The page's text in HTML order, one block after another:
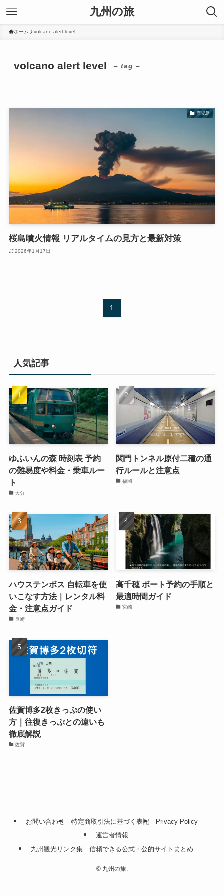
九州の旅
ホーム volcano alert level
volcano alert level – tag –
鹿児島
桜島噴火情報 リアルタイムの見方と最新対策
2026年1月17日
1
人気記事
ゆふいんの森 時刻表 予約
の難易度や料金・乗車ルー
ト
大分
関門トンネル原付二種の通
行ルールと注意点
福岡
ハウステンボス 自転車を使
いこなす方法｜レンタル料
金・注意点ガイド
長崎
高千穂 ボート予約の手順と
最適時間ガイド
宮崎
佐賀博多2枚きっぷの使い
方｜往復きっぷとの違いも
徹底解説
佐賀
お問い合わせ 特定商取引法に基づく表記
Privacy Policy
運営者情報
九州観光リンク集｜信頼できる公式・公的サイトまとめ
©九州の旅.